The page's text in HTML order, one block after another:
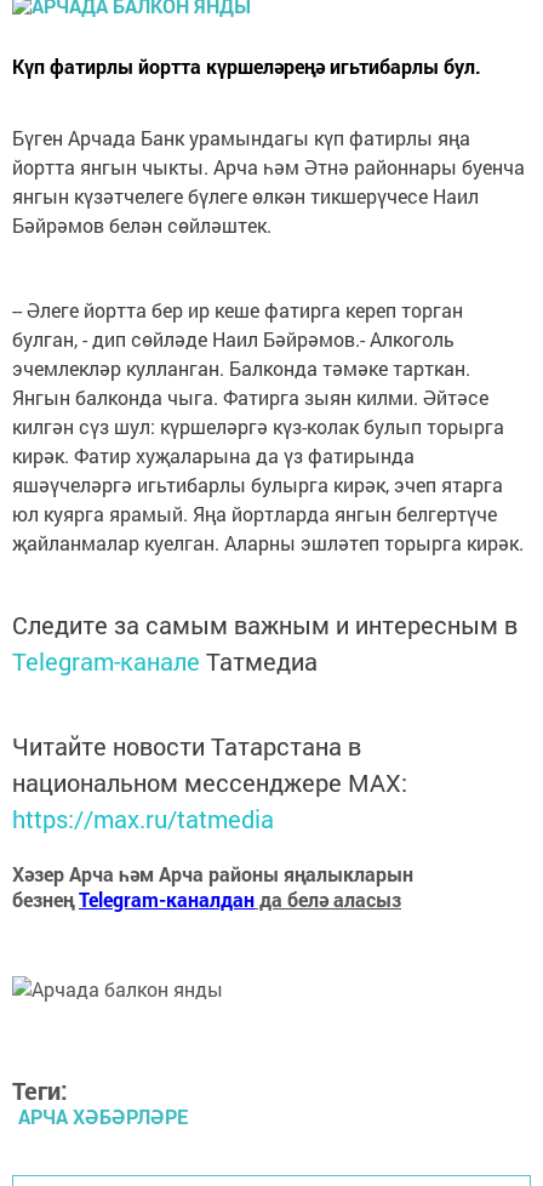
Күп фатирлы йортта күршеләреңә игьтибарлы бул.
Бүген Арчада Банк урамындагы күп фатирлы яңа
йортта янгын чыкты. Арча һәм Әтнә районнары буенча
янгын күзәтчелеге бүлеге өлкән тикшерүчесе Наил
Бәйрәмов белән сөйләштек.
-- Әлеге йортта бер ир кеше фатирга кереп торган
булган, - дип сөйләде Наил Бәйрәмов.- Алкоголь
эчемлекләр кулланган. Балконда тәмәке тарткан.
Янгын балконда чыга. Фатирга зыян килми. Әйтәсе
килгән сүз шул: күршеләргә күз-колак булып торырга
кирәк. Фатир хуҗаларына да үз фатирында
яшәүчеләргә игьтибарлы булырга кирәк, эчеп ятарга
юл куярга ярамый. Яңа йортларда янгын белгертүче
җайланмалар куелган. Аларны эшләтеп торырга кирәк.
Следите за самым важным и интересным в
Telegram-канале Татмедиа
Читайте новости Татарстана в
национальном мессенджере MАХ:
https://max.ru/tatmedia
Хәзер Арча һәм Арча районы яңалыкларын
безнеңTelegram-каналданда белә аласыз
Теги:
АРЧА ХӘБӘРЛӘРЕ